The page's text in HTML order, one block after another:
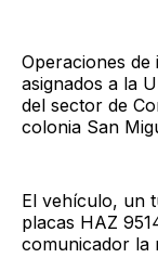
Operaciones de
asignados a la
del sector de
colonia San
El vehículo, un
placas HAZ
comunicador la